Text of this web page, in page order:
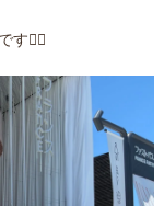
す🙋‍♀️